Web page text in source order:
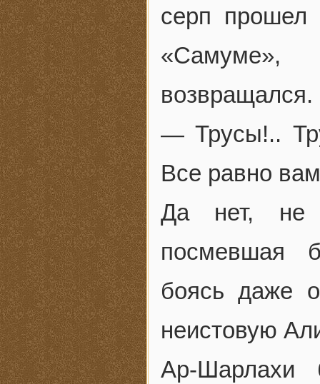
серп прошел
возвращался.
— Трусы!..
Все равно
Да нет, не
посмевшая
боясь даже
неистовую
Ар-Шарлахи